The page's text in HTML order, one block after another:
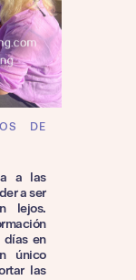
DE
a las
a ser
lejos.
días en
único
las